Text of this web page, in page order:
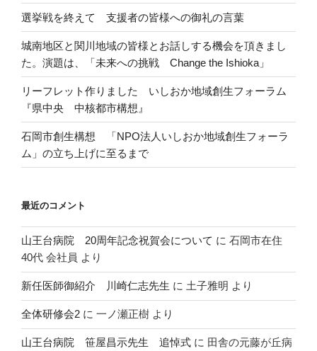
選挙戦を終えて 支援者の皆様への御礼の言葉
城南地区と関川地域の皆様とお話しする機会を頂きまし
た。演題は、「未来への挑戦 Change the Ishioka」
リーフレット作りました いしおか地域創生フォーラム
『県中央 中核都市構想』
石岡市創生構想 「NPO法人いしおか地域創生フォーラ
ム」の立ち上げに至るまで
最近のコメント
山王台病院 20周年記念祝賀会について に 石岡市在住
40代 会社員 より
新任医師御紹介 川崎仁志先生 に 土子雅明 より
全体研修会2 に 一ノ瀬正樹 より
山王台病院 笹屋昌示先生 追悼式 に 田舎の元藤が丘病